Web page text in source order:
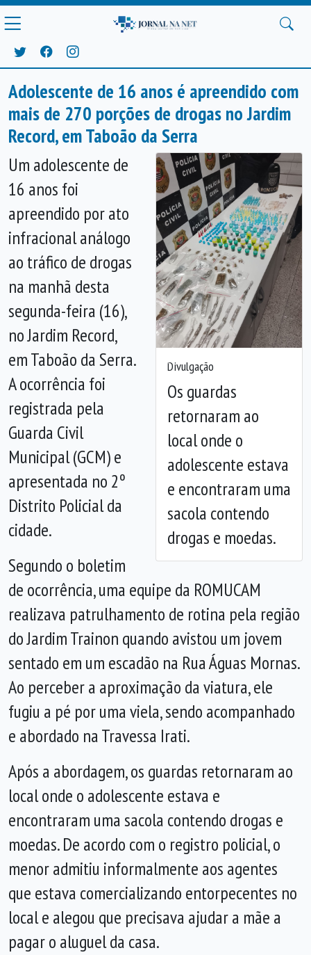
Adolescente de 16 anos é apreendido com
mais de 270 porções de drogas no Jardim
Record, em Taboão da Serra
Divulgação
Os guardas
retornaram ao
local onde o
adolescente estava
e encontraram uma
sacola contendo
drogas e moedas.
Anterior
Um adolescente de
16 anos foi
apreendido por ato
infracional análogo
ao tráfico de drogas
na manhã desta
segunda-feira (16),
no Jardim Record,
em Taboão da Serra.
A ocorrência foi
registrada pela
Guarda Civil
Municipal (GCM) e
apresentada no 2º
Distrito Policial da
cidade.
Segundo o boletim
de ocorrência, uma equipe da ROMUCAM
realizava patrulhamento de rotina pela região
do Jardim Trainon quando avistou um jovem
sentado em um escadão na Rua Águas Mornas.
Ao perceber a aproximação da viatura, ele
fugiu a pé por uma viela, sendo acompanhado
e abordado na Travessa Irati.
Após a abordagem, os guardas retornaram ao
local onde o adolescente estava e
encontraram uma sacola contendo drogas e
moedas. De acordo com o registro policial, o
menor admitiu informalmente aos agentes
que estava comercializando entorpecentes no
local e alegou que precisava ajudar a mãe a
pagar o aluguel da casa.